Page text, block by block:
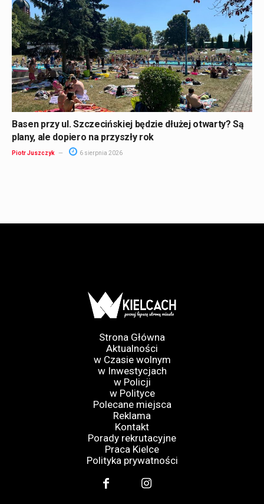
Basen przy ul. Szczecińskiej będzie dłużej otwarty? Są
plany, ale dopiero na przyszły rok
Piotr Juszczyk 6 sierpnia 2026
Strona Główna
Aktualności
w Czasie wolnym
w Inwestycjach
w Policji
w Polityce
Polecane miejsca
Reklama
Kontakt
Porady rekrutacyjne
Praca Kielce
Polityka prywatności